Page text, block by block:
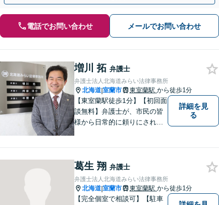
電話でお問い合わせ メールでお問い合わせ
増川 拓 弁護士
弁護士法人北海道みらい法律事務所
北海道|室蘭市 東室蘭駅 から徒歩1分
【東室蘭駅徒歩1分】【初回面
談無料】弁護士が、市民の皆
様から日常的に頼りにされる
い未来へと導きます。お気軽
にご相談ください。【駐車場
あり】
詳細を見
る
葛生 翔 弁護士
弁護士法人北海道みらい法律事務所
北海道|室蘭市 東室蘭駅 から徒歩1分
【完全個室で相談可】【駐車